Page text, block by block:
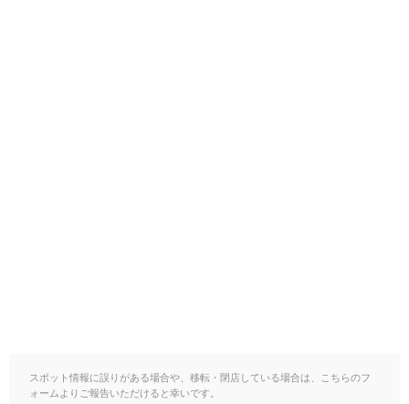
スポット情報に誤りがある場合や、移転・閉店している場合は、こちらのフ
ォームよりご報告いただけると幸いです。